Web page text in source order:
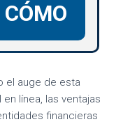
el auge de esta
línea, las ventajas
financieras